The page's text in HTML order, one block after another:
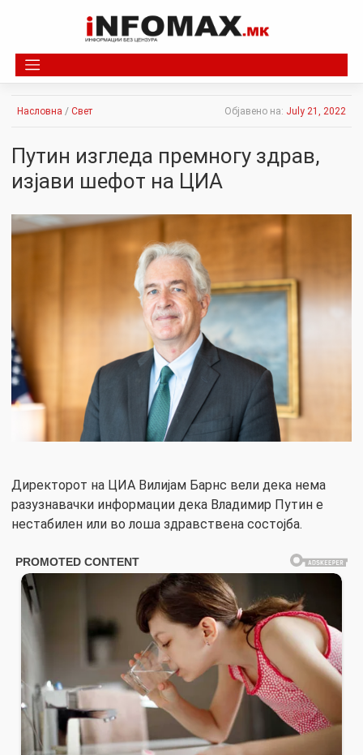
Насловна / Свет Објавено на: July 21, 2022
Путин изгледа премногу здрав,
изјави шефот на ЦИА
Директорот на ЦИА Вилијам Барнс вели дека нема
разузнавачки информации дека Владимир Путин е
нестабилен или во лоша здравствена состојба.